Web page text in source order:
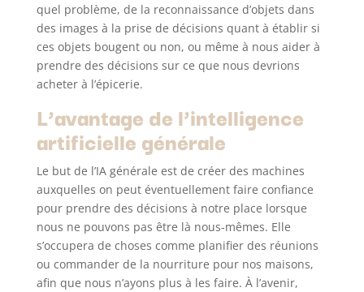
quel problème, de la reconnaissance d’objets dans
des images à la prise de décisions quant à établir si
ces objets bougent ou non, ou même à nous aider à
prendre des décisions sur ce que nous devrions
acheter à l’épicerie.
L’avantage de l’intelligence
artificielle générale
Le but de l’IA générale est de créer des machines
auxquelles on peut éventuellement faire confiance
pour prendre des décisions à notre place lorsque
nous ne pouvons pas être là nous-mêmes. Elle
s’occupera de choses comme planifier des réunions
ou commander de la nourriture pour nos maisons,
afin que nous n’ayons plus à les faire. À l’avenir,